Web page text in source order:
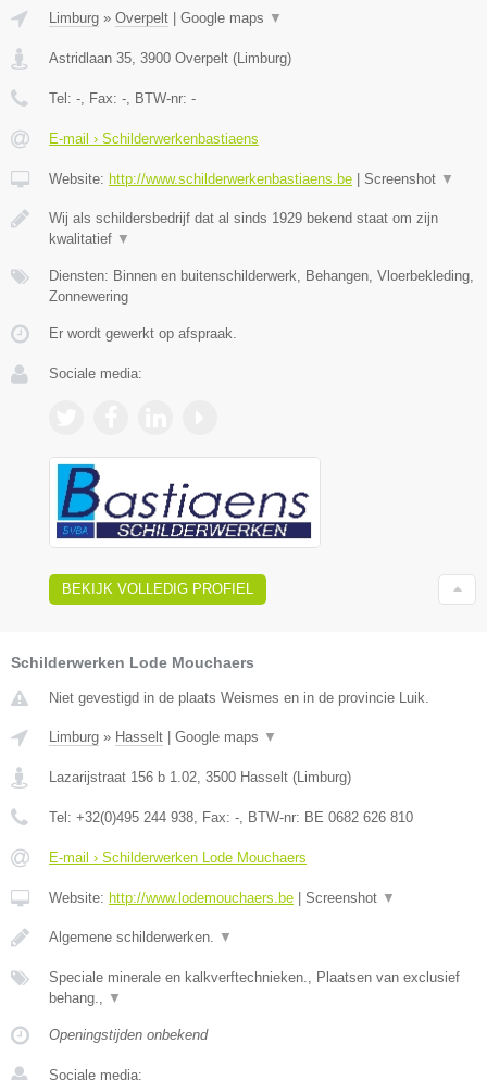
Limburg » Overpelt Google maps ▼
Astridlaan 35 3900 Overpelt ( Limburg)
Tel: - , Fax: - , BTW-nr: -
E-mail › Schilderwerkenbastiaens
Website: http://www.schilderwerkenbastiaens.be Screenshot ▼
Wij als schildersbedrijf dat al sinds 1929 bekend staat om zijn
kwalitatief ▼
Diensten: Binnen en buitenschilderwerk, Behangen, Vloerbekleding,
Zonnewering
Er wordt gewerkt op afspraak.
Sociale media:
BEKIJK VOLLEDIG PROFIEL
Schilderwerken Lode Mouchaers
Niet gevestigd in de plaats Weismes en in de provincie Luik.
Limburg » Hasselt Google maps ▼
Lazarijstraat 156 b 1.02, 3500 Hasselt (Limburg)
Tel: +32(0)495 244 938, Fax: -, BTW-nr: BE 0682 626 810
E-mail › Schilderwerken Lode Mouchaers
Website: http://www.lodemouchaers.be Screenshot ▼
Algemene schilderwerken. ▼
Speciale minerale en kalkverftechnieken., Plaatsen van exclusief
behang., ▼
Openingstijden onbekend
Sociale media: